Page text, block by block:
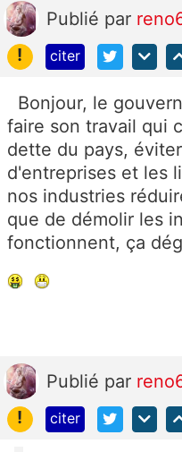
Publié par
!
citer
Bonjour, le
faire son travail qui
dette du pays,
d'entreprises et les
nos industries
que de démolir les
fonctionnent, ça
Publié par
!
citer